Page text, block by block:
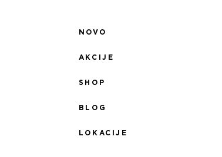
NOVO
AKCIJE
SHOP
BLOG
LOKACIJE